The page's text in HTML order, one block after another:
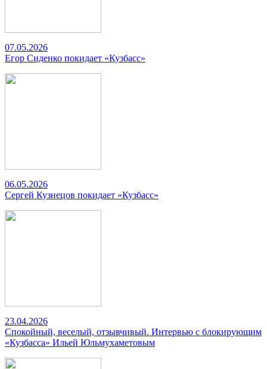
07.05.2026
Егор Сиденко покидает «Кузбасс»
06.05.2026
Сергей Кузнецов покидает «Кузбасс»
23.04.2026
Спокойный, веселый, отзывчивый. Интервью с блокирующим
«Кузбасса» Ильей Юльмухаметовым